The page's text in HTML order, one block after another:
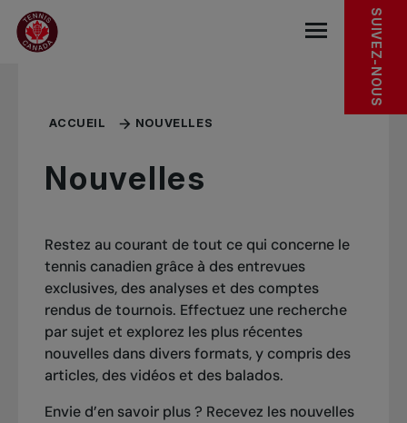
Sauter au menu principal
Sauter au contenu principal
Sauter au pied de page SUIVEZ-NOUS
ACCUEIL NOUVELLES
Nouvelles
Restez au courant de tout ce qui concerne le
tennis canadien grâce à des entrevues
exclusives, des analyses et des comptes
rendus de tournois. Effectuez une recherche
par sujet et explorez les plus récentes
nouvelles dans divers formats, y compris des
articles, des vidéos et des balados.
Envie d’en savoir plus ? Recevez les nouvelles